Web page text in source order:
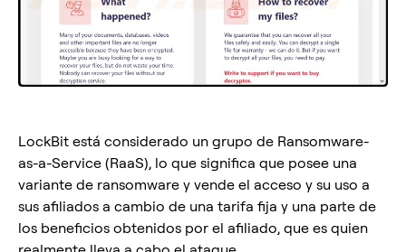
LockBit está considerado un grupo de Ransomware-
as-a-Service (RaaS), lo que significa que posee una
variante de ransomware y vende el acceso y su uso a
sus afiliados a cambio de una tarifa fija y una parte de
los beneficios obtenidos por el afiliado, que es quien